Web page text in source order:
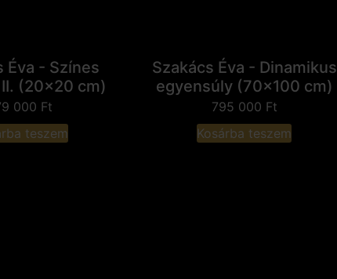
Éva - Színes
(20x20 cm)
000 Ft
teszem
Szakács Éva - Dinamikus
egyensúly (70x100 cm)
795 000 Ft
Kosárba teszem